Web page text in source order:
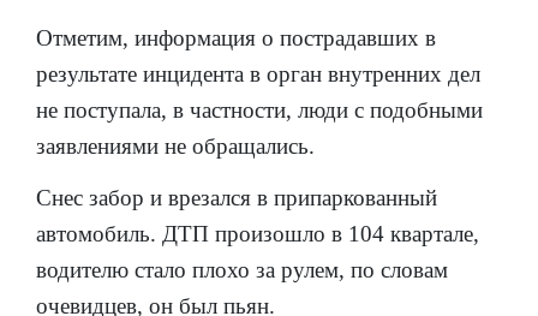
Отметим, информация о пострадавших в
результате инцидента в орган внутренних дел
не поступала, в частности, люди с подобными
заявлениями не обращались.
Снес забор и врезался в припаркованный
автомобиль. ДТП произошло в 104 квартале,
водителю стало плохо за рулем, по словам
очевидцев, он был пьян.